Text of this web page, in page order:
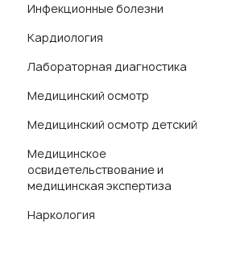
Инфекционные болезни
Кардиология
Лабораторная диагностика
Медицинский осмотр
Медицинский осмотр детский
Медицинское
освидетельствование и
медицинская экспертиза
Наркология